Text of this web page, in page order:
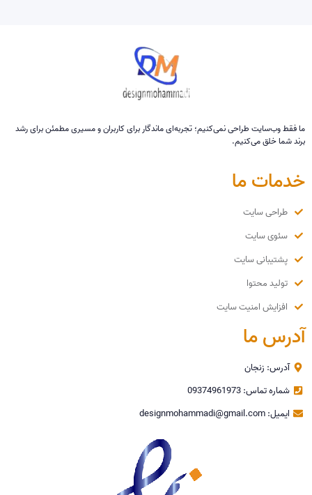
ما فقط وب‌سایت طراحی نمی‌کنیم؛ تجربه‌ای ماندگار برای کاربران و مسیری مطمئن برای رشد
برند شما خلق می‌کنیم.
خدمات ما
طراحی سایت
سئوی سایت
پشتیبانی سایت
تولید محتوا
افزایش امنیت سایت
آدرس ما
آدرس: زنجان
شماره تماس: 09374961973
ایمیل: designmohammadi@gmail.com